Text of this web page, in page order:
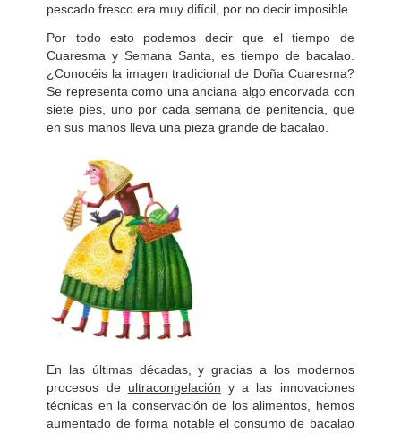
pescado fresco era muy difícil, por no decir imposible.
Por todo esto podemos decir que el tiempo de
Cuaresma y Semana Santa, es tiempo de bacalao.
¿Conocéis la imagen tradicional de Doña Cuaresma?
Se representa como una anciana algo encorvada con
siete pies, uno por cada semana de penitencia, que
en sus manos lleva una pieza grande de bacalao.
En las últimas décadas, y gracias a los modernos
procesos de ultracongelación y a las innovaciones
técnicas en la conservación de los alimentos, hemos
aumentado de forma notable el consumo de bacalao